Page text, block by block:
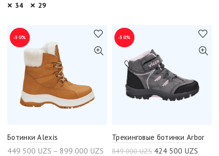
34 29
-50%
Ботинки Alexis
449 500 UZS – 899 000 UZS
-50%
Трекинговые ботинки Arbor
849 000UZS 424 500 UZS